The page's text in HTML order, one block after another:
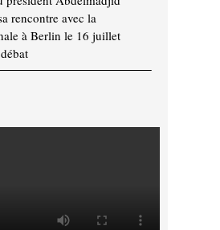
rencontre avec la
à Berlin le 16 juillet